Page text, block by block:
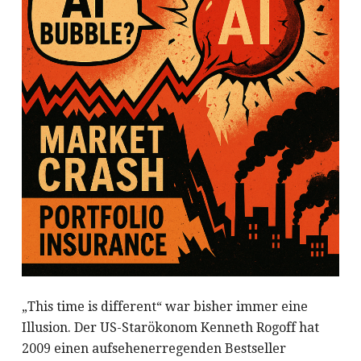
„This time is different“ war bisher immer eine
Illusion. Der US-Starökonom Kenneth Rogoff hat
2009 einen aufsehenerregenden Bestseller